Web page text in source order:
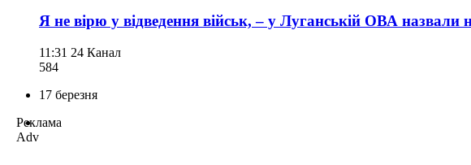
Я не вірю у відведення військ, – у Луганській ОВА назвали
11:31 24 Канал
584
17 березня
Реклама
Adv